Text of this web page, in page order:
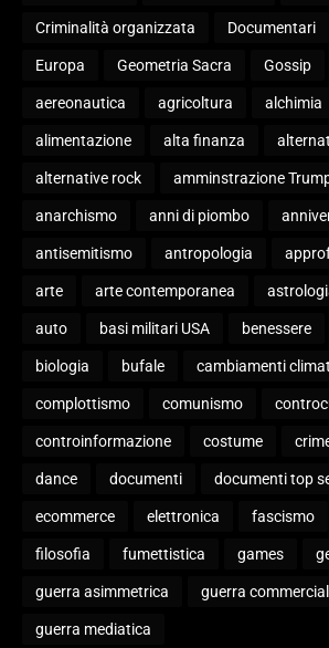
Criminalità organizzata Documentari
Europa Geometria Sacra Gossip
aereonautica agricoltura alchimia
alimentazione alta finanza
alternative rock amminstrazione
anarchismo anni di piombo
antisemitismo antropologia
arte arte contemporanea
auto basi militari USA benessere
biologia bufale cambiamenti
complottismo comunismo
controinformazione costume
dance documenti documenti top
ecommerce elettronica fascismo
filosofia fumettistica games
guerra asimmetrica guerra
guerra mediatica